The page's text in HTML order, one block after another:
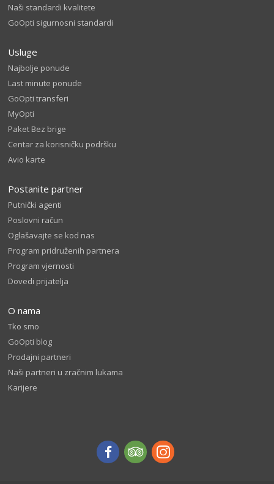
Naši standardi kvalitete
GoOpti sigurnosni standardi
Usluge
Najbolje ponude
Last minute ponude
GoOpti transferi
MyOpti
Paket Bez brige
Centar za korisničku podršku
Avio karte
Postanite partner
Putnički agenti
Poslovni račun
Oglašavajte se kod nas
Program pridruženih partnera
Program vjernosti
Dovedi prijatelja
O nama
Tko smo
GoOpti blog
Prodajni partneri
Naši partneri u zračnim lukama
Karijere